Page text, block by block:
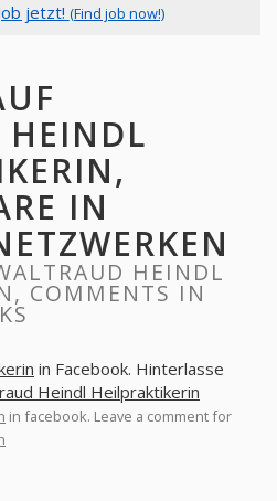
jetzt! (Find job now!)
HEINDL
IN
HEINDL
COMMENTS IN
in Facebook. Hinterlasse
Heindl Heilpraktikerin
in facebook. Leave a comment for